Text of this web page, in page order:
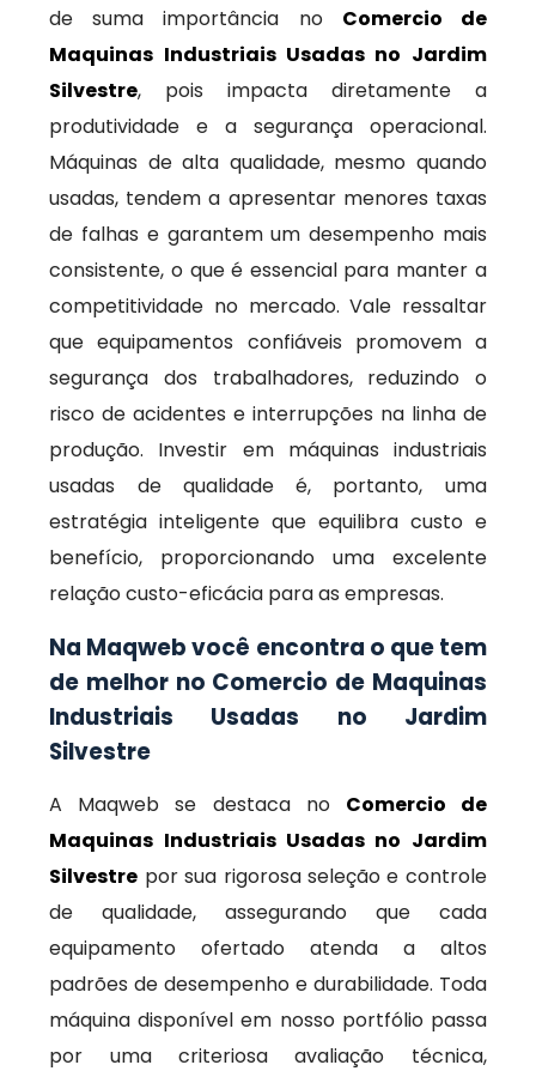
de suma importância no Comercio de
Maquinas Industriais Usadas no Jardim
Silvestre, pois impacta diretamente a
produtividade e a segurança operacional.
Máquinas de alta qualidade, mesmo quando
usadas, tendem a apresentar menores taxas
de falhas e garantem um desempenho mais
consistente, o que é essencial para manter a
competitividade no mercado. Vale ressaltar
que equipamentos confiáveis promovem a
segurança dos trabalhadores, reduzindo o
risco de acidentes e interrupções na linha de
produção. Investir em máquinas industriais
usadas de qualidade é, portanto, uma
estratégia inteligente que equilibra custo e
benefício, proporcionando uma excelente
relação custo-eficácia para as empresas.
Na Maqweb você encontra o que tem
de melhor no Comercio de Maquinas
Industriais Usadas no Jardim
Silvestre
A Maqweb se destaca no Comercio de
Maquinas Industriais Usadas no Jardim
Silvestre por sua rigorosa seleção e controle
de qualidade, assegurando que cada
equipamento ofertado atenda a altos
padrões de desempenho e durabilidade. Toda
máquina disponível em nosso portfólio passa
por uma criteriosa avaliação técnica,